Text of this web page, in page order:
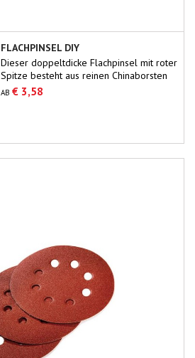
sind.Nur für den professionellen
Einsatz.Sorgen Sie für...
FLACHPINSEL DIY
Dieser doppeltdicke Flachpinsel mit roter
Spitze besteht aus reinen Chinaborsten
mit 60/70 % Tops. Gute Malerqualität
zum Firnissen, Beizen und Lackieren
AB € 3,58